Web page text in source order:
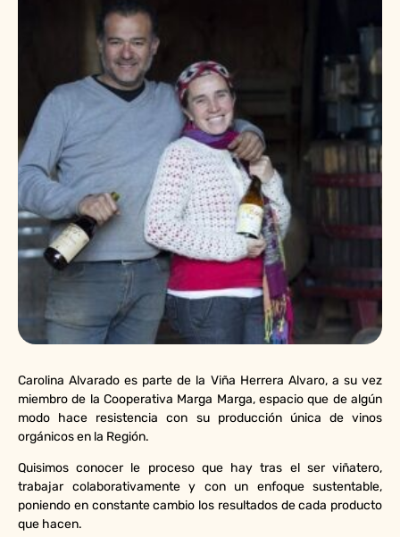
Carolina Alvarado es parte de la Viña Herrera Alvaro, a su vez
miembro de la Cooperativa Marga Marga, espacio que de algún
modo hace resistencia con su producción única de vinos
orgánicos en la Región.
Quisimos conocer le proceso que hay tras el ser viñatero,
trabajar colaborativamente y con un enfoque sustentable,
poniendo en constante cambio los resultados de cada producto
que hacen.